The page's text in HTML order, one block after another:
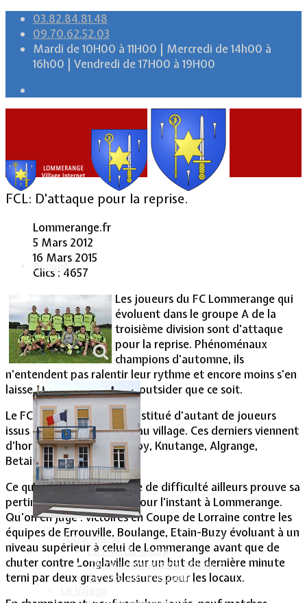
03.82.84.81.48
09.70.62.52.03
Mardi de 10H00 à 11H00 | Mercredi de 14h00 à
16h00 | Vendredi de 17H00 à 19H00
Accueil
Vie Municipale
Votre Mairie
Le mot du Maire
CR des conseils municipaux
Service administratif
FCL: D'attaque pour la reprise.
Lommerange.fr
5 Mars 2012
16 Mars 2015
Clics : 4657
Les joueurs du FC Lommerange qui
évoluent dans le groupe A de la
troisième division sont d'attaque
pour la reprise. Phénoménaux
champions d'automne, ils
n'entendent pas ralentir leur rythme et encore moins s'en
laisser conter par quelque outsider que ce soit.
Le FC Lommerange est constitué d'autant de joueurs
issus du cru qu'extérieurs au village. Ces derniers viennent
d'horizons divers, de Fontoy, Knutange, Algrange,
Betainvillers.
Ce qui pourrait être source de difficulté ailleurs prouve sa
pertinence et sa réussite pour l'instant à Lommerange.
Qu'on en juge : victoires en Coupe de Lorraine contre les
équipes de Errouville, Boulange, Etain-Buzy évoluant à un
niveau supérieur à celui de Lommerange avant que de
chuter contre Longlaville sur un but de dernière minute
terni par deux graves blessures pour les locaux.